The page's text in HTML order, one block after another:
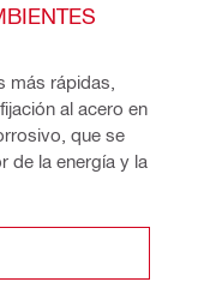
más rápidas,
al acero en
que se
de la energía y la